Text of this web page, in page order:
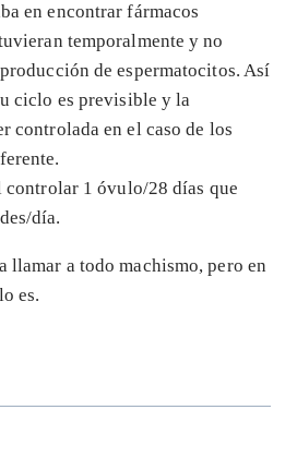
en encontrar fármacos
temporalmente y no
de espermatocitos. Así
ciclo es previsible y la
controlada en el caso de los
controlar 1 óvulo/28 días que
día.
llamar a todo machismo, pero en
es.